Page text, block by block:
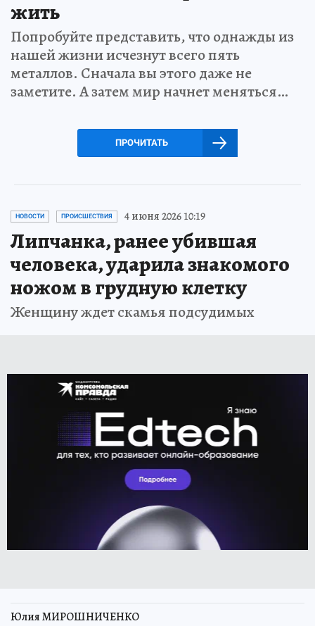
жить
Попробуйте представить, что однажды из
нашей жизни исчезнут всего пять
металлов. Сначала вы этого даже не
заметите. А затем мир начнет меняться…
ПРОЧИТАТЬ
НОВОСТИ ПРОИСШЕСТВИЯ 4 июня 2026 10:19
Липчанка, ранее убившая
человека, ударила знакомого
ножом в грудную клетку
Женщину ждет скамья подсудимых
Юлия МИРОШНИЧЕНКО